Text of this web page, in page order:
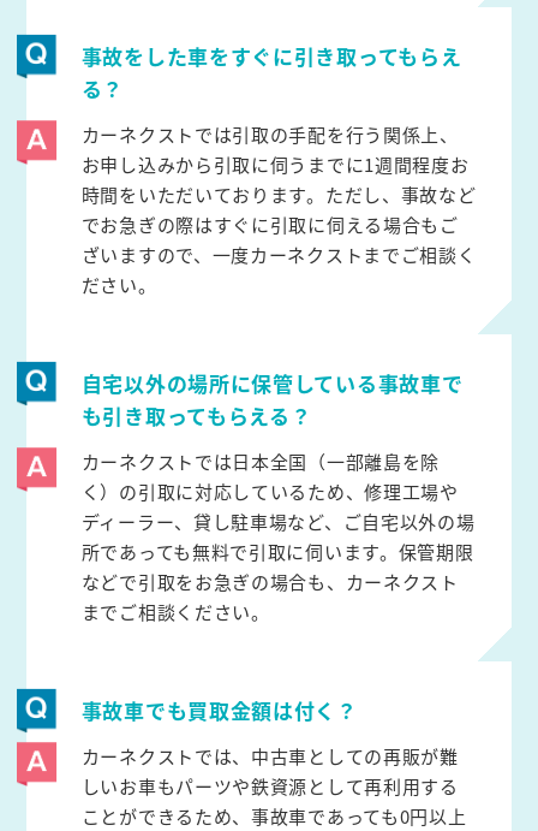
事故をした車をすぐに引き取ってもらえ
る？
カーネクストでは引取の手配を行う関係上、
お申し込みから引取に伺うまでに1週間程度お
時間をいただいております。ただし、事故など
でお急ぎの際はすぐに引取に伺える場合もご
ざいますので、一度カーネクストまでご相談く
ださい。
自宅以外の場所に保管している事故車で
も引き取ってもらえる？
カーネクストでは日本全国（一部離島を除
く）の引取に対応しているため、修理工場や
ディーラー、貸し駐車場など、ご自宅以外の場
所であっても無料で引取に伺います。保管期限
などで引取をお急ぎの場合も、カーネクスト
までご相談ください。
事故車でも買取金額は付く？
カーネクストでは、中古車としての再販が難
しいお車もパーツや鉄資源として再利用する
ことができるため、事故車であっても0円以上